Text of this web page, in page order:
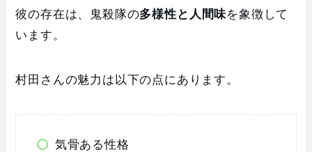
彼の存在は、鬼殺隊の多様性と人間味を象徴して
います。
村田さんの魅力は以下の点にあります。
気骨ある性格